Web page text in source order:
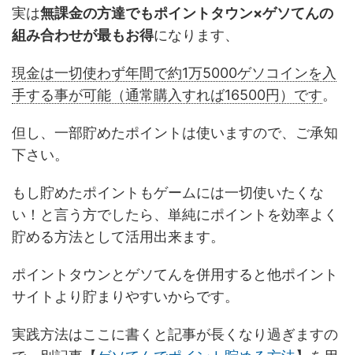
実は無課金の方達でもポイントタウン×ゲソてんの
組み合わせが最もお得になります、
現金は一切使わず年間で約1万5000ゲソコインを入
手する事が可能（通常購入すれば16500円）です。
但し、一部貯めたポイントは使いますので、ご承知
下さい。
もし貯めたポイントもゲームには一切使いたくな
い！と言う方でしたら、単純にポイントを効率よく
貯める方法として活用出来ます。
ポイントタウンとゲソてんを併用すると他ポイント
サイトより貯まりやすいからです。
実践方法はここに書くと記事が長くなり過ぎますの